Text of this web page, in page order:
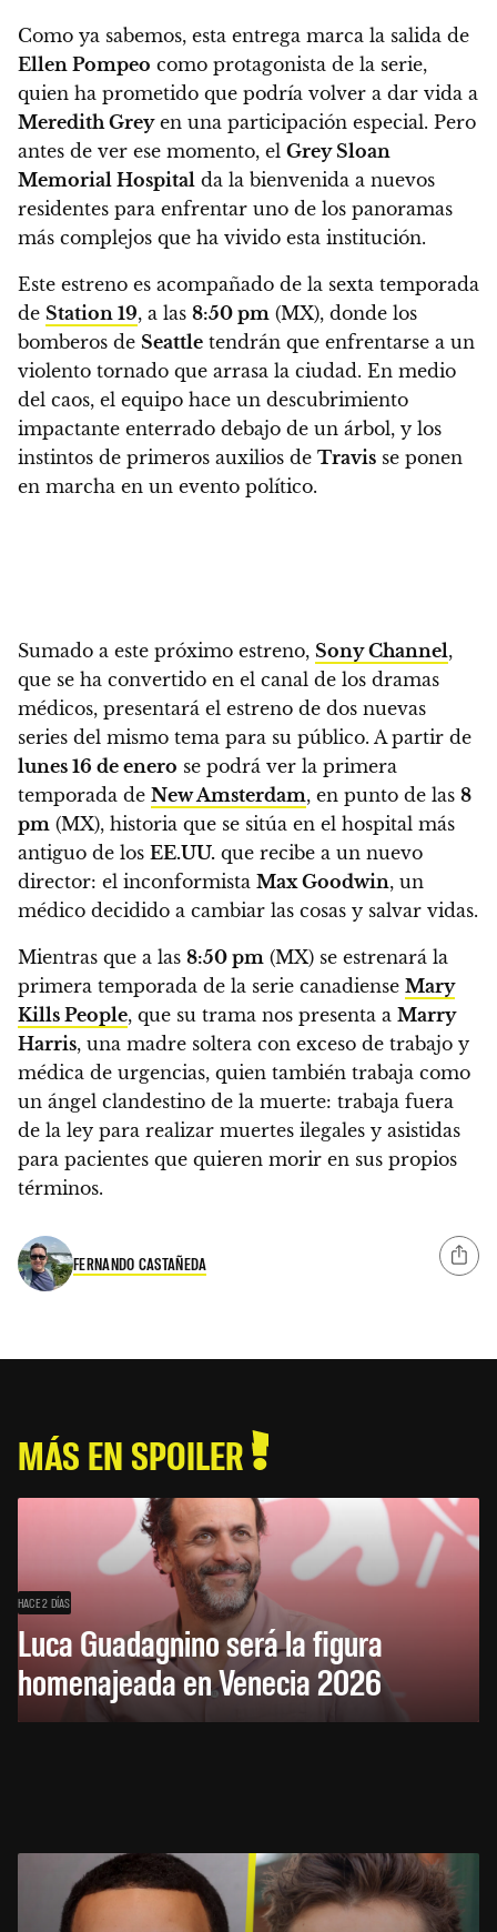
Como ya sabemos, esta entrega marca la salida de
Ellen Pompeo como protagonista de la serie,
quien ha prometido que podría volver a dar vida a
Meredith Greyen una participación especial. Pero
antes de ver ese momento, el Grey Sloan
Memorial Hospital da la bienvenida a nuevos
residentes para enfrentar uno de los panoramas
más complejos que ha vivido esta institución.
Este estreno es acompañado de la sexta temporada
de Station 19, a las 8:50 pm (MX), donde los
bomberos de Seattle tendrán que enfrentarse a un
violento tornado que arrasa la ciudad. En medio
del caos, el equipo hace un descubrimiento
impactante enterrado debajo de un árbol, y los
instintos de primeros auxilios de Travis se ponen
en marcha en un evento político.
Sumado a este próximo estreno, Sony Channel,
que se ha convertido en el canal de los dramas
médicos, presentará el estreno de dos nuevas
series del mismo tema para su público. A partir de
lunes 16 de enero se podrá ver la primera
temporada de New Amsterdam, en punto de las 8
pm (MX), historia que se sitúa en el hospital más
antiguo de los EE.UU. que recibe a un nuevo
director: el inconformista Max Goodwin, un
médico decidido a cambiar las cosas y salvar vidas.
Mientras que a las 8:50 pm (MX) se estrenará la
primera temporada de la serie canadiense Mary
Kills People, que su trama nos presenta a Marry
Harris, una madre soltera con exceso de trabajo y
médica de urgencias, quien también trabaja como
un ángel clandestino de la muerte: trabaja fuera
de la ley para realizar muertes ilegales y asistidas
para pacientes que quieren morir en sus propios
términos.
FERNANDO CASTAÑEDA
MÁS EN SPOILER
HACE 2 DÍAS
Luca Guadagnino será la figura
homenajeada en Venecia 2026